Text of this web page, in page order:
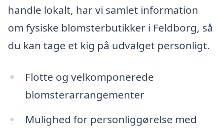
handle lokalt, har vi samlet information
om fysiske blomsterbutikker i Feldborg, så
du kan tage et kig på udvalget personligt.
Flotte og velkomponerede
blomsterarrangementer
Mulighed for personliggørelse med